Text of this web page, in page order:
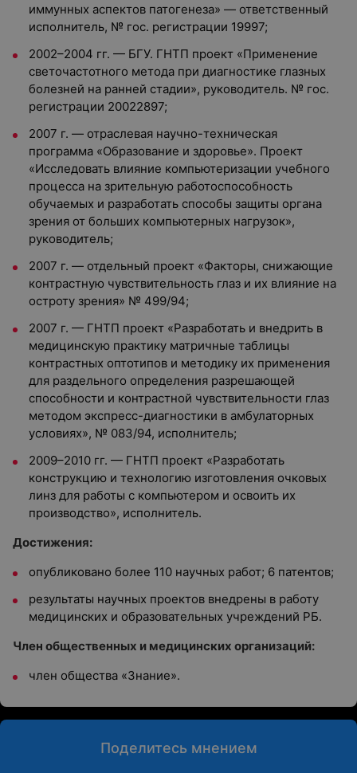
иммунных аспектов патогенеза» — ответственный
исполнитель, № гос. регистрации 19997;
2002–2004 гг. — БГУ. ГНТП проект «Применение
светочастотного метода при диагностике глазных
болезней на ранней стадии», руководитель. № гос.
регистрации 20022897;
2007 г. — отраслевая научно-техническая
программа «Образование и здоровье». Проект
«Исследовать влияние компьютеризации учебного
процесса на зрительную работоспособность
обучаемых и разработать способы защиты органа
зрения от больших компьютерных нагрузок»,
руководитель;
2007 г. — отдельный проект «Факторы, снижающие
контрастную чувствительность глаз и их влияние на
остроту зрения» № 499/94;
2007 г. — ГНТП проект «Разработать и внедрить в
медицинскую практику матричные таблицы
контрастных оптотипов и методику их применения
для раздельного определения разрешающей
способности и контрастной чувствительности глаз
методом экспресс-диагностики в амбулаторных
условиях», № 083/94, исполнитель;
2009–2010 гг. — ГНТП проект «Разработать
конструкцию и технологию изготовления очковых
линз для работы с компьютером и освоить их
производство», исполнитель.
Достижения:
опубликовано более 110 научных работ; 6 патентов;
результаты научных проектов внедрены в работу
медицинских и образовательных учреждений РБ.
Член общественных и медицинских организаций:
член общества «Знание».
Поделитесь мнением